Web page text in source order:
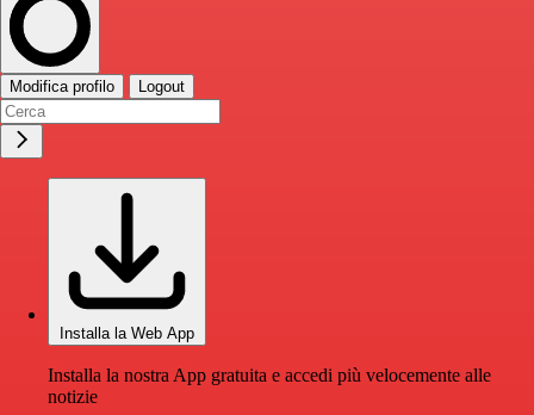
Modifica profilo Logout
Installa la Web App
Installa la nostra App gratuita e accedi più velocemente alle
notizie